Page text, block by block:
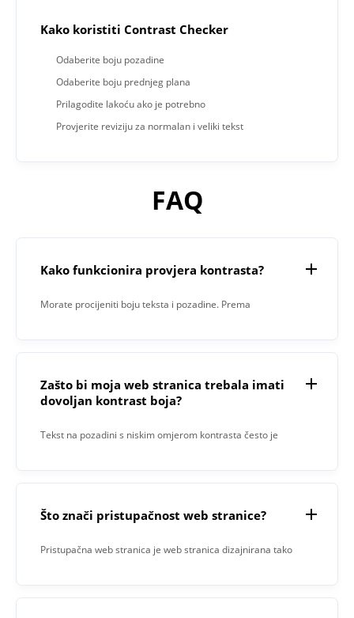
Kako koristiti Contrast Checker
Odaberite boju pozadine
Odaberite boju prednjeg plana
Prilagodite lakoću ako je potrebno
Provjerite reviziju za normalan i veliki tekst
FAQ
Kako funkcionira provjera kontrasta?
Morate procijeniti boju teksta i pozadine. Prema
omjer kontrasta od 4, 5:1.
Zašto bi moja web stranica trebala imati
dovoljan kontrast boja?
Tekst na pozadini s niskim omjerom kontrasta često je
vani na sunčanom danu.
Što znači pristupačnost web stranice?
Pristupačna web stranica je web stranica dizajnirana tako